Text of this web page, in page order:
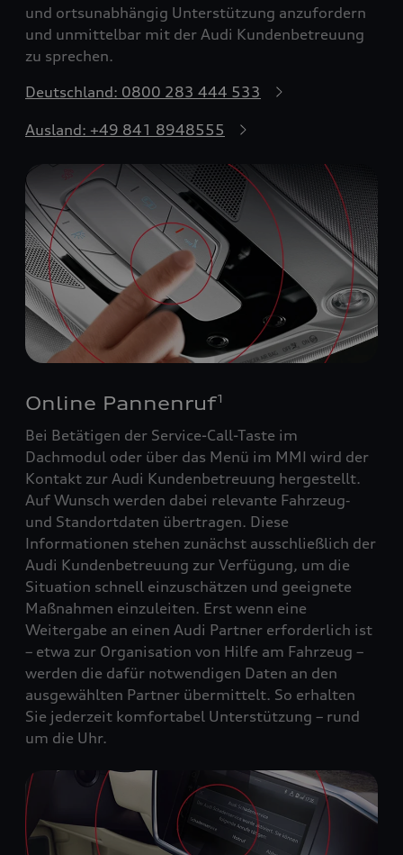
und ortsunabhängig Unterstützung anzufordern
und unmittelbar mit der Audi Kundenbetreuung
zu sprechen.
Deutschland: 0800 283 444 533
Ausland: +49 841 8948555
Online Pannenruf1
Bei Betätigen der Service-Call-Taste im
Dachmodul oder über das Menü im MMI wird der
Kontakt zur Audi Kundenbetreuung hergestellt.
Auf Wunsch werden dabei relevante Fahrzeug‑
und Standortdaten übertragen. Diese
Informationen stehen zunächst ausschließlich der
Audi Kundenbetreuung zur Verfügung, um die
Situation schnell einzuschätzen und geeignete
Maßnahmen einzuleiten. Erst wenn eine
Weitergabe an einen Audi Partner erforderlich ist
– etwa zur Organisation von Hilfe am Fahrzeug –
werden die dafür notwendigen Daten an den
ausgewählten Partner übermittelt. So erhalten
Sie jederzeit komfortabel Unterstützung – rund
um die Uhr.